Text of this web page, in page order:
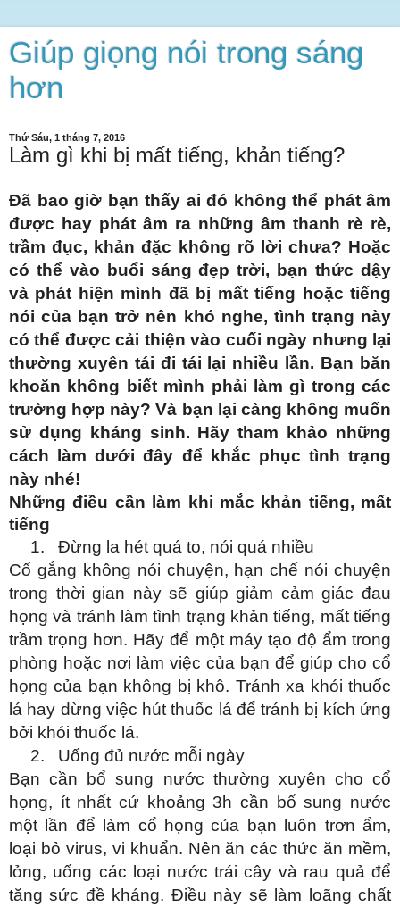
Giúp giọng nói trong sáng
hơn
Thứ Sáu, 1 tháng 7, 2016
Làm gì khi bị mất tiếng, khản tiếng?
Đã bao giờ bạn thấy ai đó không thể phát âm
được hay phát âm ra những âm thanh rè rè,
trầm đục, khản đặc không rõ lời chưa? Hoặc
có thể vào buổi sáng đẹp trời, bạn thức dậy
và phát hiện mình đã bị mất tiếng hoặc tiếng
nói của bạn trở nên khó nghe, tình trạng này
có thể được cải thiện vào cuối ngày nhưng lại
thường xuyên tái đi tái lại nhiều lần. Bạn băn
khoăn không biết mình phải làm gì trong các
trường hợp này? Và bạn lại càng không muốn
sử dụng kháng sinh. Hãy tham khảo những
cách làm dưới đây để khắc phục tình trạng
này nhé!
Những điều cần làm khi mắc khản tiếng, mất
tiếng
1.
Đừng la hét quá to, nói quá nhiều
Cố gắng không nói chuyện, hạn chế nói chuyện
trong thời gian này sẽ giúp giảm cảm giác đau
họng và tránh làm tình trạng khản tiếng, mất tiếng
trầm trọng hơn. Hãy để một máy tạo độ ẩm trong
phòng hoặc nơi làm việc của bạn để giúp cho cổ
họng của bạn không bị khô. Tránh xa khói thuốc
lá hay dừng việc hút thuốc lá để tránh bị kích ứng
bởi khói thuốc lá.
2.
Uống đủ nước mỗi ngày
Bạn cần bổ sung nước thường xuyên cho cổ
họng, ít nhất cứ khoảng 3h cần bổ sung nước
một lần để làm cổ họng của bạn luôn trơn ẩm,
loại bỏ virus, vi khuẩn. Nên ăn các thức ăn mềm,
lỏng, uống các loại nước trái cây và rau quả để
tăng sức đề kháng. Điều này sẽ làm loãng chất